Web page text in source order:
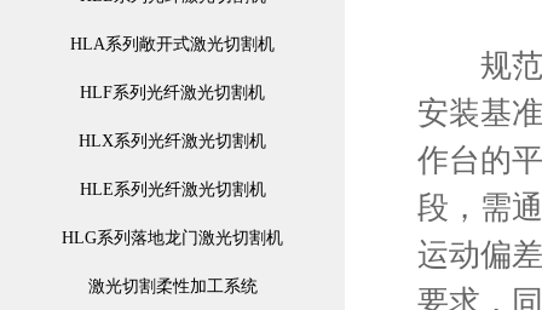
HLA系列敞开式激光切割机
HLF系列光纤激光切割机
HLX系列光纤激光切割机
HLE系列光纤激光切割机
HLG系列落地龙门激光切割机
激光切割柔性加工系统
规范
安装基
作台的
段，需
运动偏
要求，